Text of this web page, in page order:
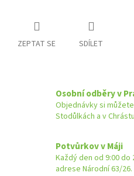
ZEPTAT SE SDÍLET
Osobní odběry v
Objednávky si
Stodůlkách a v
Potvůrkov v Máji
Každý den od 9:00 do
adrese Národní 63/26.